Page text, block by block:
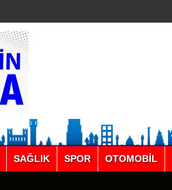
SAĞLIK SPOR OTOMOBİL